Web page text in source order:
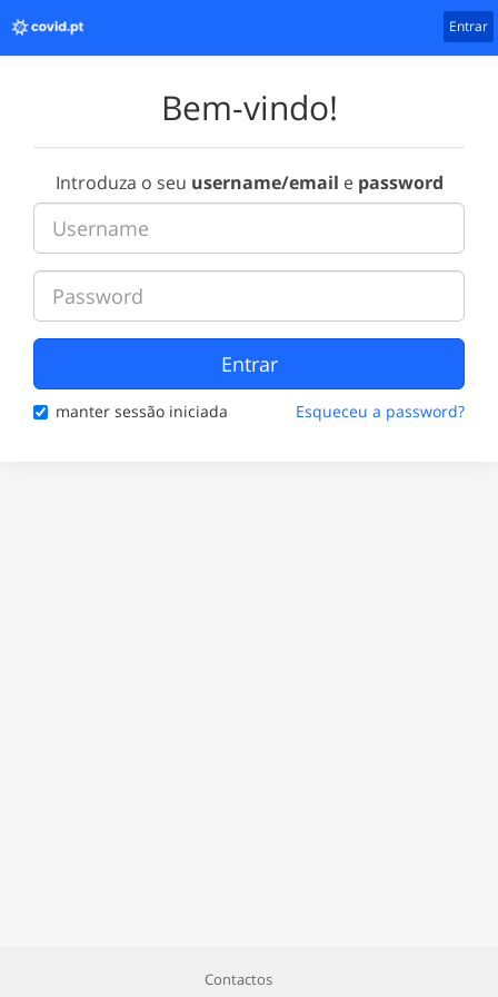
Entrar
Bem-vindo!
Introduza o seu username/email e password
Entrar
manter sessão iniciada Esqueceu a password?
Contactos